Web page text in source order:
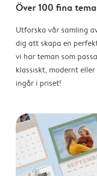
Över 100 fina
Utforska vår samling
dig att skapa en
vi har teman som
klassiskt, modernt
ingår i priset!